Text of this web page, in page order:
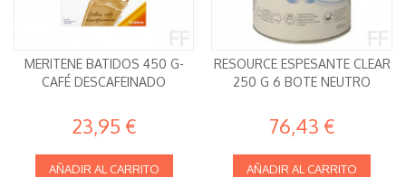
MERITENE BATIDOS 450 G-
CAFÉ DESCAFEINADO
23,95 €
AÑADIR AL CARRITO
RESOURCE ESPESANTE CLEAR
250 G 6 BOTE NEUTRO
76,43 €
AÑADIR AL CARRITO